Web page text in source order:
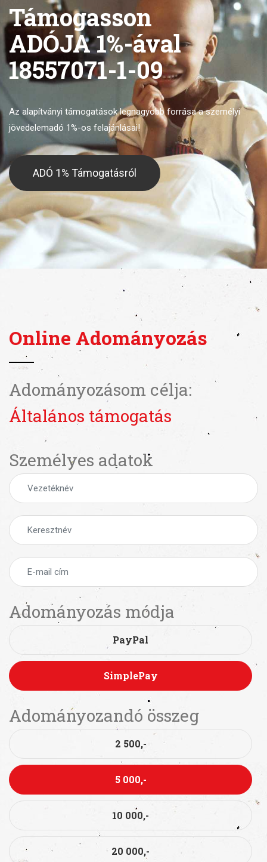
Támogasson
ADÓJA 1%-ával
18557071-1-09
Az alapítványi támogatások legnagyobb forrásaa személyi
jövedelemadó 1%-os felajánlásai!
ADÓ 1% Támogatásról
Online Adományozás
Adományozásom célja:
Általános támogatás
Személyes adatok
Adományozás módja
PayPal
SimplePay
Adományozandó összeg
2 500,-
5 000,-
10 000,-
20 000,-